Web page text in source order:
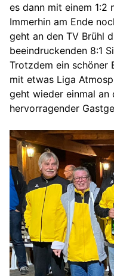
es dann mit einem 1:2
Immerhin am Ende
geht an den TV Brühl
beeindruckenden 8:1
Trotzdem ein schöner
mit etwas Liga
geht wieder einmal an
hervorragender